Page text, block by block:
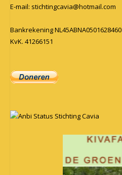
E-mail: stichtingcavia@hotmail.com
Bankrekening NL45ABNA0501628460
KvK. 41266151
Anbi Status Stichting Cavia